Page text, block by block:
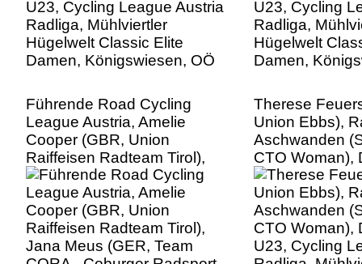
Führende Road Cycling
League Austria, Amelie
Cooper (GBR, Union
Raiffeisen Radteam Tirol),
Jana Meus (GER, Team
CORA - Coburger Radsport
e.V.), Damen Elite, U23,
Cycling League Austria
Radliga, Mühlviertler
Therese
Union Ebbs),
Aschwanden
CTO Woman),
U23, Cycling
Radliga,
Hügelwelt
Damen,